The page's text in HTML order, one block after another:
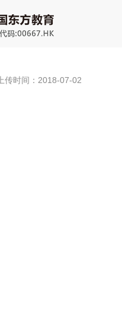
上传时间：2018-07-02